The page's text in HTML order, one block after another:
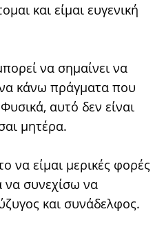
και είμαι ευγενική
να σημαίνει να
να κάνω πράγματα που
αυτό δεν είναι
μητέρα.
να είμαι μερικές φορές
να συνεχίσω να
και συνάδελφος.